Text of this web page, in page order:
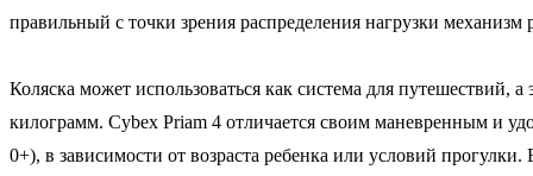
правильный с точки зрения распределения нагрузки
Коляска может использоваться как система для путешествий,
килограмм. Cybex Priam 4 отличается своим маневренным и
0+), в зависимости от возраста ребенка или условий